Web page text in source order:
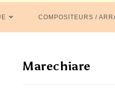
COMPOSITEURS /
Marechiare